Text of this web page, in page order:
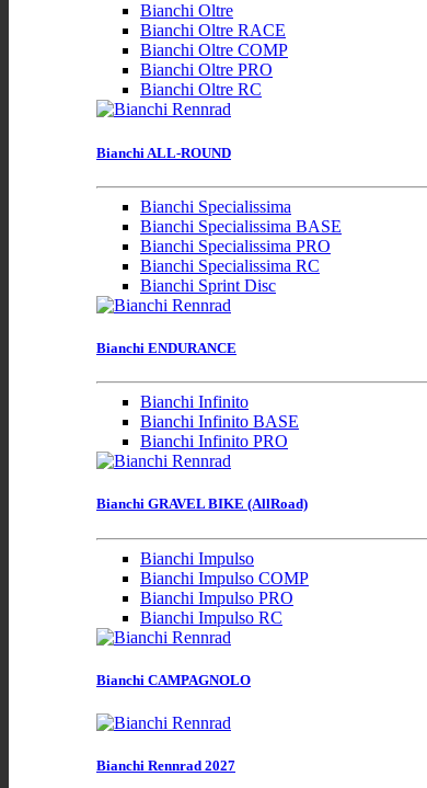
Bianchi Oltre
Bianchi Oltre RACE
Bianchi Oltre COMP
Bianchi Oltre PRO
Bianchi Oltre RC
Bianchi ALL-ROUND
Bianchi Specialissima
Bianchi Specialissima BASE
Bianchi Specialissima PRO
Bianchi Specialissima RC
Bianchi Sprint Disc
Bianchi ENDURANCE
Bianchi Infinito
Bianchi Infinito BASE
Bianchi Infinito PRO
Bianchi GRAVEL BIKE (AllRoad)
Bianchi Impulso
Bianchi Impulso COMP
Bianchi Impulso PRO
Bianchi Impulso RC
Bianchi CAMPAGNOLO
Bianchi Rennrad 2027